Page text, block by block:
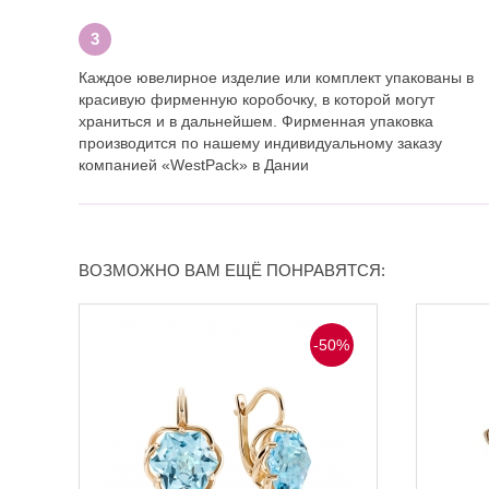
Каждое ювелирное изделие или комплект упакованы в
красивую фирменную коробочку, в которой могут
храниться и в дальнейшем. Фирменная упаковка
производится по нашему индивидуальному заказу
компанией «WestPack» в Дании
ВОЗМОЖНО ВАМ ЕЩЁ ПОНРАВЯТСЯ:
-50%